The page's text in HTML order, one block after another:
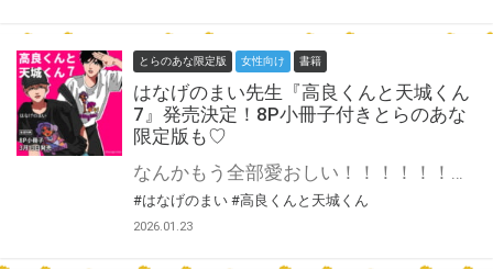
とらのあな限定版 女性向け 書籍
はなげのまい先生『高良くんと天城くん
7』発売決定！8P小冊子付きとらのあな
限定版も♡
#はなげのまい #高良くんと天城くん
2026.01.23